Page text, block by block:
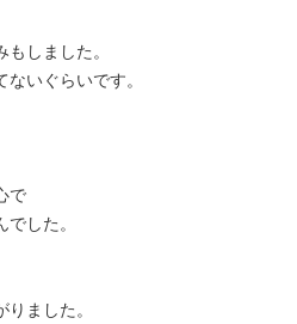
しました。
いぐらいです。
で
した。
ました。